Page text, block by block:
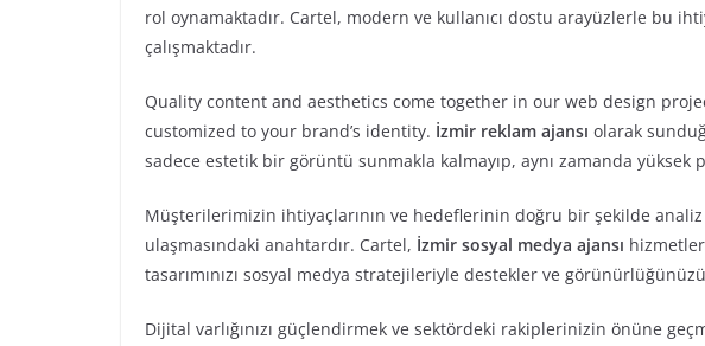
rol oynamaktadır. Cartel, modern ve kullanıcı dostu arayüzlerle bu
çalışmaktadır.
Quality content and aesthetics come together in our web design
customized to your brand’s identity. İzmir reklam ajansı olarak
sadece estetik bir görüntü sunmakla kalmayıp, aynı zamanda yüksek
Müşterilerimizin ihtiyaçlarının ve hedeflerinin doğru bir şekilde
ulaşmasındaki anahtardır. Cartel, İzmir sosyal medya ajansı
tasarımınızı sosyal medya stratejileriyle destekler ve görünürlüğünüzü
Dijital varlığınızı güçlendirmek ve sektördeki rakiplerinizin önüne